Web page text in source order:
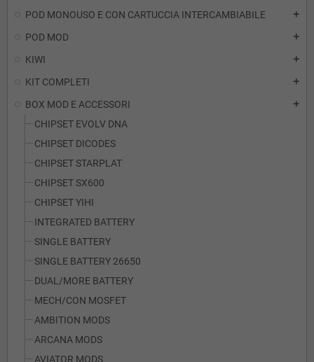
POD MONOUSO E CON CARTUCCIA INTERCAMBIABILE add
POD MOD add
KIWI add
KIT COMPLETI add
BOX MOD E ACCESSORI add
CHIPSET EVOLV DNA
CHIPSET DICODES
CHIPSET STARPLAT
CHIPSET SX600
CHIPSET YIHI
INTEGRATED BATTERY
SINGLE BATTERY
SINGLE BATTERY 26650
DUAL/MORE BATTERY
MECH/CON MOSFET
AMBITION MODS
ARCANA MODS
AVIATOR MODS